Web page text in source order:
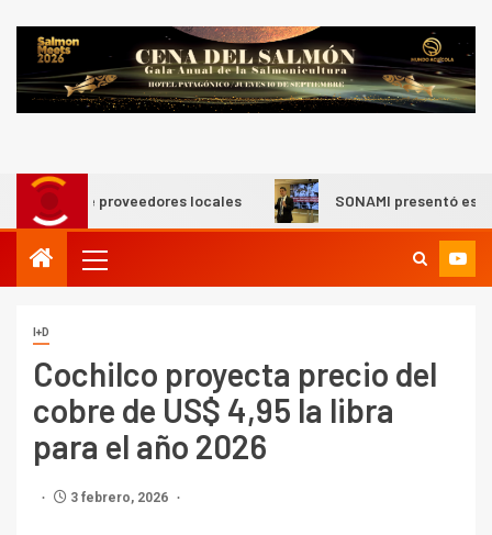
proveedores locales SONAMI presentó estudio sobre
I+D
Cochilco proyecta precio del
cobre de US$ 4,95 la libra
para el año 2026
3 febrero, 2026